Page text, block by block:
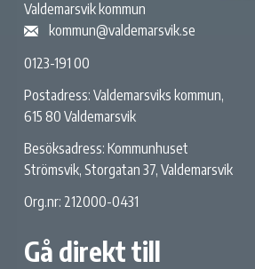
Valdemarsvik kommun
kommun@valdemarsvik.se
0123-191 00
Postadress: Valdemarsviks kommun,
615 80 Valdemarsvik
Besöksadress: Kommunhuset
Strömsvik, Storgatan 37, Valdemarsvik
Org.nr: 212000-0431
Gå direkt till